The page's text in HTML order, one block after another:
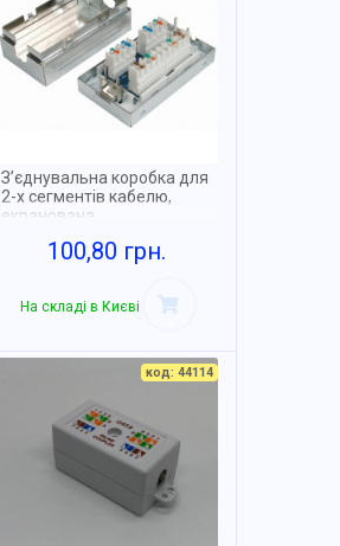
З’єднувальна коробка для
2-х сегментів кабелю,
екранована
100,80 грн.
На складі в Києві
код: 44114